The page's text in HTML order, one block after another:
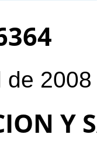
de 2008
Y